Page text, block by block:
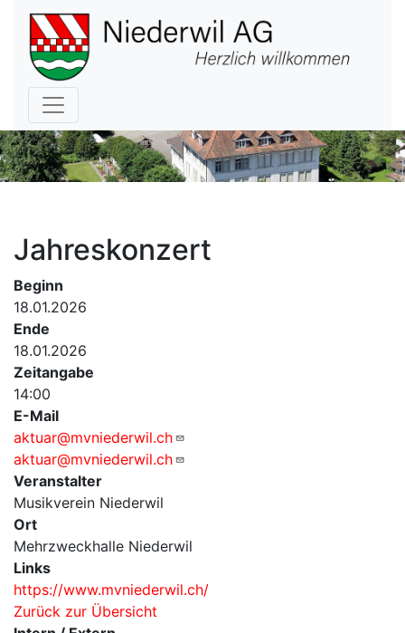
Hauptnavigation
Jahreskonzert
Beginn
18.01.2026
Ende
18.01.2026
Zeitangabe
14:00
E-Mail
aktuar@mvniederwil.ch
aktuar@mvniederwil.ch
Veranstalter
Musikverein Niederwil
Ort
Mehrzweckhalle Niederwil
Links
https://www.mvniederwil.ch/
Zurück zur Übersicht